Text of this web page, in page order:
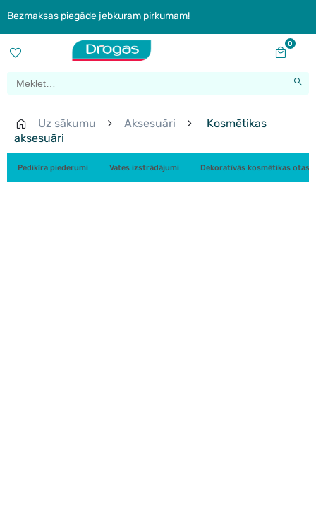
Bezmaksas piegāde jebkuram pirkumam!
0
Uz sākumu Aksesuāri
Kosmētikas
aksesuāri
Pedikīra piederumi Vates izstrādājumi Dekoratīvās kosmētikas otas